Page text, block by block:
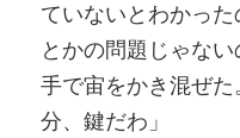
ていないとわかっ
とかの問題じゃな
手で宙をかき混ぜ
分、鍵だわ」